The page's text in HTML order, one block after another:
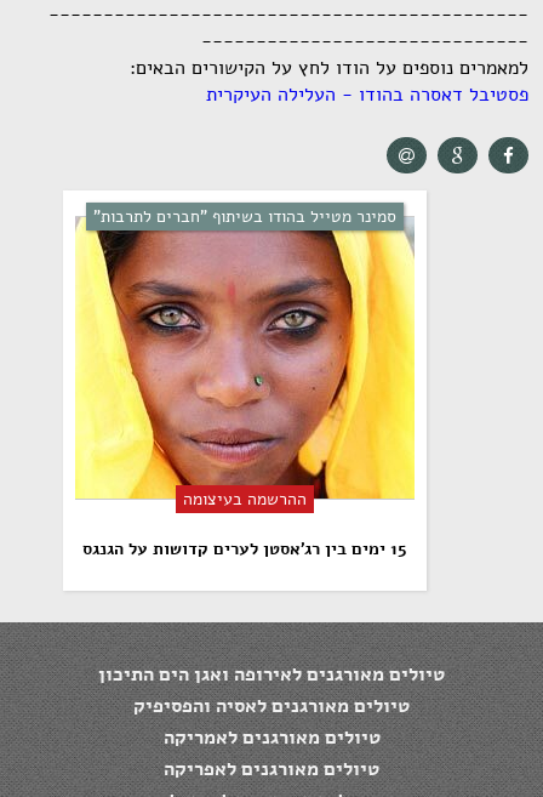
--------------------------------------------
------------------------------
למאמרים נוספים על הודו לחץ על הקישורים הבאים:
פסטיבל דאסרה בהודו - העלילה העיקרית
סמינר מטייל בהודו בשיתוף "חברים לתרבות"
ההרשמה בעיצומה
15 ימים בין רג'אסטן לערים קדושות על הגנגס
טיולים מאורגנים לאירופה ואגן הים התיכון
טיולים מאורגנים לאסיה והפסיפיק
טיולים מאורגנים לאמריקה
טיולים מאורגנים לאפריקה